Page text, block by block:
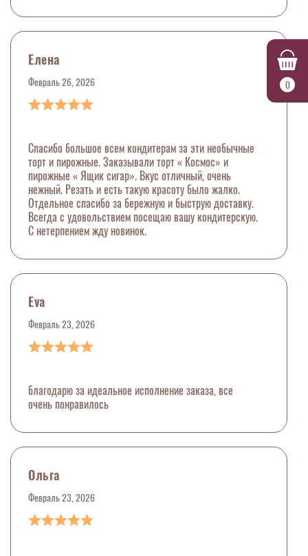
0
Елена
Февраль 26, 2026
Спасибо большое всем кондитерам за эти необычные
торт и пирожные. Заказывали торт « Космос» и
пирожные « Ящик сигар». Вкус отличный, очень
нежный. Резать и есть такую красоту было жалко.
Отдельное спасибо за бережную и быструю доставку.
Всегда с удовольствием посещаю вашу кондитерскую.
С нетерпением жду новинок.
Eva
Февраль 23, 2026
благодарю за идеальное исполнение заказа, все
очень понравилось
Ольга
Февраль 23, 2026